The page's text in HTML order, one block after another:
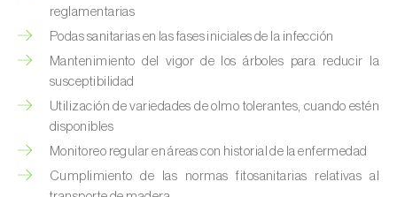
reglamentarias
Podas sanitarias en las fases iniciales de la infección
Mantenimiento del vigor de los árboles para reducir la
susceptibilidad
Utilización de variedades de olmo tolerantes, cuando estén
disponibles
Monitoreo regular en áreas con historial de la enfermedad
Cumplimiento de las normas fitosanitarias relativas al